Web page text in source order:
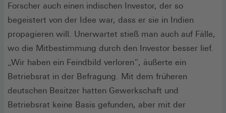
Forscher auch einen indischen Investor, der so
begeistert von der Idee war, dass er sie in Indien
propagieren will. Unerwartet stieß man auch auf Fälle,
wo die Mitbestimmung durch den Investor besser lief.
„Wir haben ein Feindbild verloren“, äußerte ein
Betriebsrat in der Befragung. Mit dem früheren
deutschen Besitzer hatten Gewerkschaft und
Betriebsrat keine Basis gefunden, aber mit der